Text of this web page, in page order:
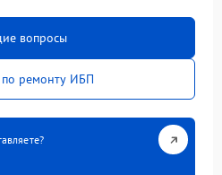
вопросы
ремонту ИБП